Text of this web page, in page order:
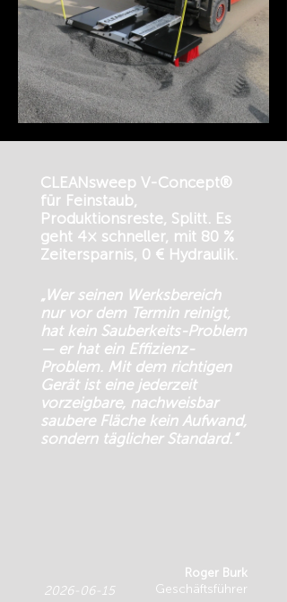
CLEANsweep V-Concept®
für Feinstaub,
Produktionsreste, Splitt. Es
geht 4× schneller, mit 80 %
Zeitersparnis, 0 € Hydraulik.
„Wer seinen Werksbereich
nur vor dem Termin reinigt,
hat kein Sauberkeits-Problem
— er hat ein Effizienz-
Problem. Mit dem richtigen
Gerät ist eine jederzeit
vorzeigbare, nachweisbar
saubere Fläche kein Aufwand,
sondern täglicher Standard.“
2026-06-15
Roger Burk
Geschäftsführer